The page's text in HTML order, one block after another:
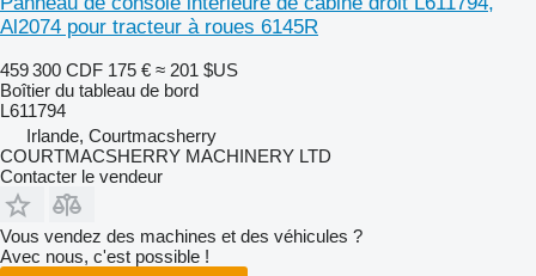
Al2074 pour tracteur à roues 6145R
459 300 CDF 175 € ≈ 201 $US
Boîtier du tableau de bord
L611794
Irlande, Courtmacsherry
COURTMACSHERRY MACHINERY LTD
Contacter le vendeur
Vous vendez des machines et des véhicules ?
Avec nous, c'est possible !